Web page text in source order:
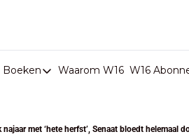
Boeken
Boeken
Boeken
Waarom W16 W16